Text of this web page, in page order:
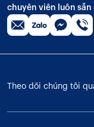
chuyên viên luôn sẵn
Theo dõi chúng tôi